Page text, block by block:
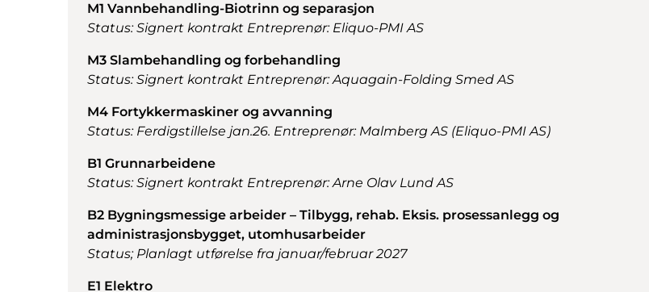
M1 Vannbehandling-Biotrinn og separasjon
Status: Signert kontrakt Entreprenør: Eliquo-PMI AS
M3 Slambehandling og forbehandling
Status: Signert kontrakt Entreprenør: Aquagain-Folding Smed AS
M4 Fortykkermaskiner og avvanning
Status: Ferdigstillelse jan.26. Entreprenør: Malmberg AS (Eliquo-PMI AS)
B1 Grunnarbeidene
Status: Signert kontrakt Entreprenør:Arne Olav Lund AS
B2 Bygningsmessige arbeider – Tilbygg, rehab. Eksis. prosessanlegg og
administrasjonsbygget, utomhusarbeider
Status; Planlagt utførelse fra januar/februar 2027
E1 Elektro